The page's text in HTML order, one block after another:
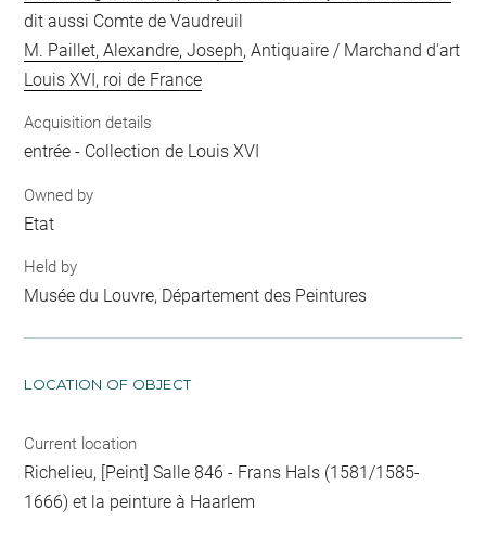
dit aussi Comte de Vaudreuil
M. Paillet, Alexandre, Joseph, Antiquaire / Marchand d'art
Louis XVI, roi de France
Acquisition details
entrée - Collection de Louis XVI
Owned by
Etat
Held by
Musée du Louvre, Département des Peintures
LOCATION OF OBJECT
Current location
Richelieu, [Peint] Salle 846 - Frans Hals (1581/1585-
1666) et la peinture à Haarlem